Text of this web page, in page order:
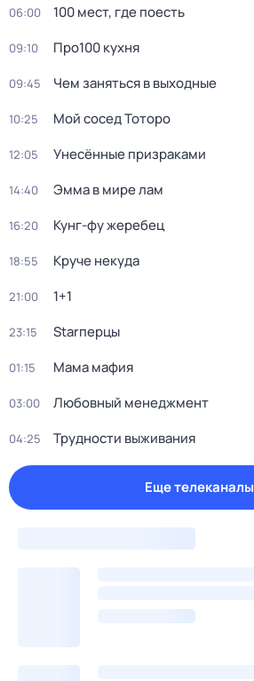
06:00 100 мест, гдe поеcть
09:10 Про100 кухня
09:45 Чем заняться в выходные
10:25 Мой сосед Тоторо
12:05 Унесённые призраками
14:40 Эмма в мире лам
16:20 Кунг-фу жеребец
18:55 Круче некуда
21:00 1+1
23:15 Starперцы
01:15 Мама мафия
03:00 Любовный менеджмент
04:25 Трудности выживания
Еще телеканалы